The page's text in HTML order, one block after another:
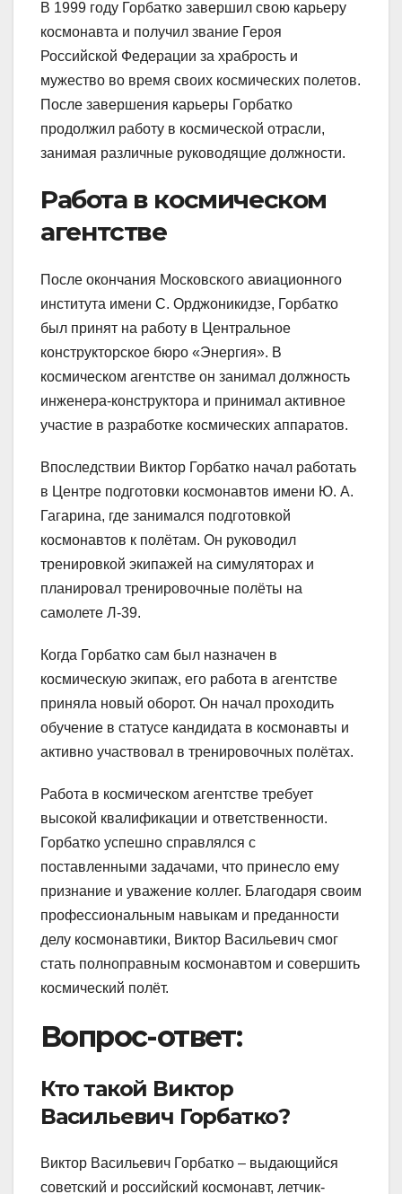
В 1999 году Горбатко завершил свою карьеру
космонавта и получил звание Героя
Российской Федерации за храбрость и
мужество во время своих космических полетов.
После завершения карьеры Горбатко
продолжил работу в космической отрасли,
занимая различные руководящие должности.
Работа в космическом
агентстве
После окончания Московского авиационного
института имени С. Орджоникидзе, Горбатко
был принят на работу в Центральное
конструкторское бюро «Энергия». В
космическом агентстве он занимал должность
инженера-конструктора и принимал активное
участие в разработке космических аппаратов.
Впоследствии Виктор Горбатко начал работать
в Центре подготовки космонавтов имени Ю. А.
Гагарина, где занимался подготовкой
космонавтов к полётам. Он руководил
тренировкой экипажей на симуляторах и
планировал тренировочные полёты на
самолете Л-39.
Когда Горбатко сам был назначен в
космическую экипаж, его работа в агентстве
приняла новый оборот. Он начал проходить
обучение в статусе кандидата в космонавты и
активно участвовал в тренировочных полётах.
Работа в космическом агентстве требует
высокой квалификации и ответственности.
Горбатко успешно справлялся с
поставленными задачами, что принесло ему
признание и уважение коллег. Благодаря своим
профессиональным навыкам и преданности
делу космонавтики, Виктор Васильевич смог
стать полноправным космонавтом и совершить
космический полёт.
Вопрос-ответ:
Кто такой Виктор
Васильевич Горбатко?
Виктор Васильевич Горбатко – выдающийся
советский и российский космонавт, летчик-